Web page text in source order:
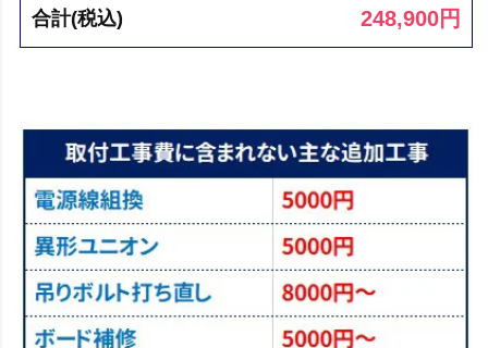
合計(税込) 248,900円